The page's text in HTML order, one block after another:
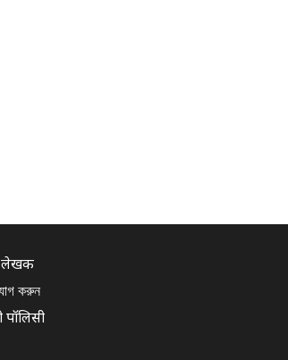
लेखक
করুন
पॉलिसी